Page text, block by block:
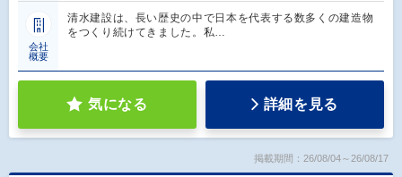
会社
概要
清水建設は、長い歴史の中で日本を代表する数多くの建造物
をつくり続けてきました。私…
気になる 詳細を見る
掲載期間：26/08/04～26/08/17